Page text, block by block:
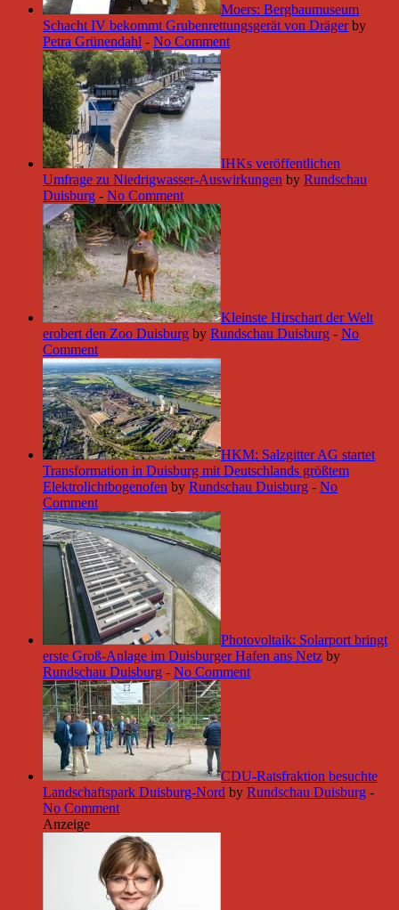
Moers: Bergbaumuseum
Schacht IV bekommt Grubenrettungsgerät von Dräger by
Petra Grünendahl - No Comment
IHKs veröffentlichen
Umfrage zu Niedrigwasser-Auswirkungen by Rundschau
Duisburg - No Comment
Kleinste Hirschart der Welt
erobert den Zoo Duisburg by Rundschau Duisburg - No
Comment
HKM: Salzgitter AG startet
Transformation in Duisburg mit Deutschlands größtem
Elektrolichtbogenofen by Rundschau Duisburg - No
Comment
Photovoltaik: Solarport bringt
erste Groß-Anlage im Duisburger Hafen ans Netz by
Rundschau Duisburg - No Comment
CDU-Ratsfraktion besuchte
Landschaftspark Duisburg-Nord by Rundschau Duisburg -
No Comment
Anzeige